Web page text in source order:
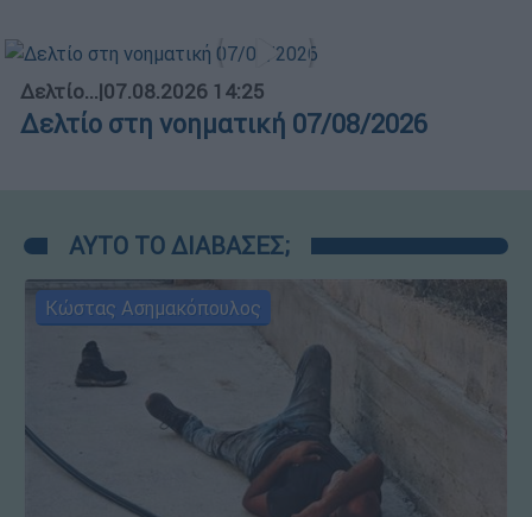
Δελτίο...|07.08.2026 14:25
Δελτίο στη νοηματική 07/08/2026
ΑΥΤΟ ΤΟ ΔΙΑΒΑΣΕΣ;
Κώστας Ασημακόπουλος